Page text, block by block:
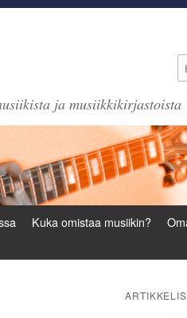
ja musiikkikirjastoista
Kuka omistaa musiikin?